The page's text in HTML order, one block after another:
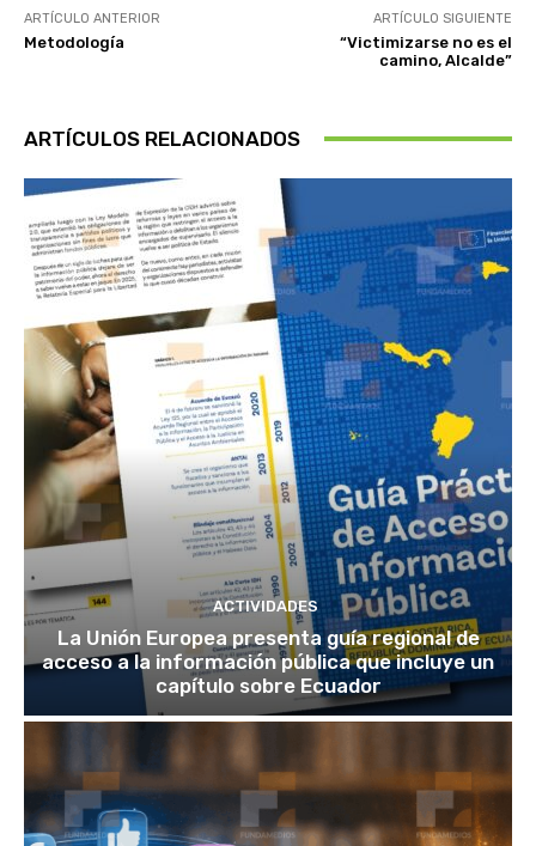
ARTÍCULO ANTERIOR
Metodología
ARTÍCULO SIGUIENTE
“Victimizarse no es el
camino, Alcalde”
ARTÍCULOS RELACIONADOS
ACTIVIDADES
La Unión Europea presenta guía regional de
acceso a la información pública que incluye un
capítulo sobre Ecuador